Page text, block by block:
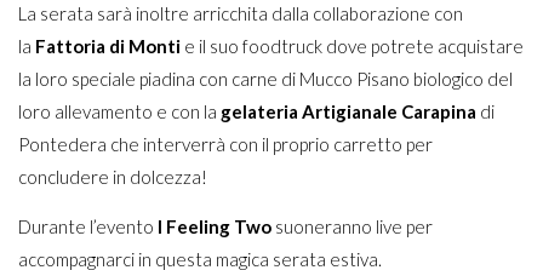
La serata sarà inoltre arricchita dalla collaborazione con
la Fattoria di Monti e il suo foodtruck dove potrete acquistare
la loro speciale piadina con carne di Mucco Pisano biologico del
loro allevamento e con la gelateria Artigianale Carapina di
Pontedera che interverrà con il proprio carretto per
concludere in dolcezza!
Durante l’evento I Feeling Two suoneranno live per
accompagnarci in questa magica serata estiva.